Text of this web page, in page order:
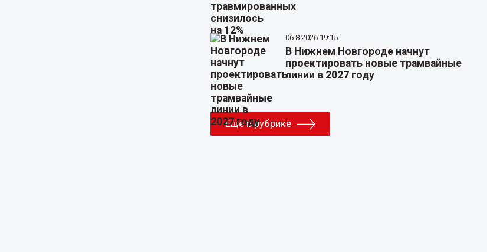
06.8.2026 19:15
В Нижнем Новгороде начнут
проектировать новые трамвайные
линии в 2027 году
Еще в рубрике